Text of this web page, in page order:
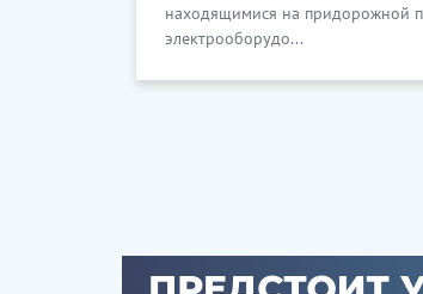
находящимися на придорожной
электрооборудо...